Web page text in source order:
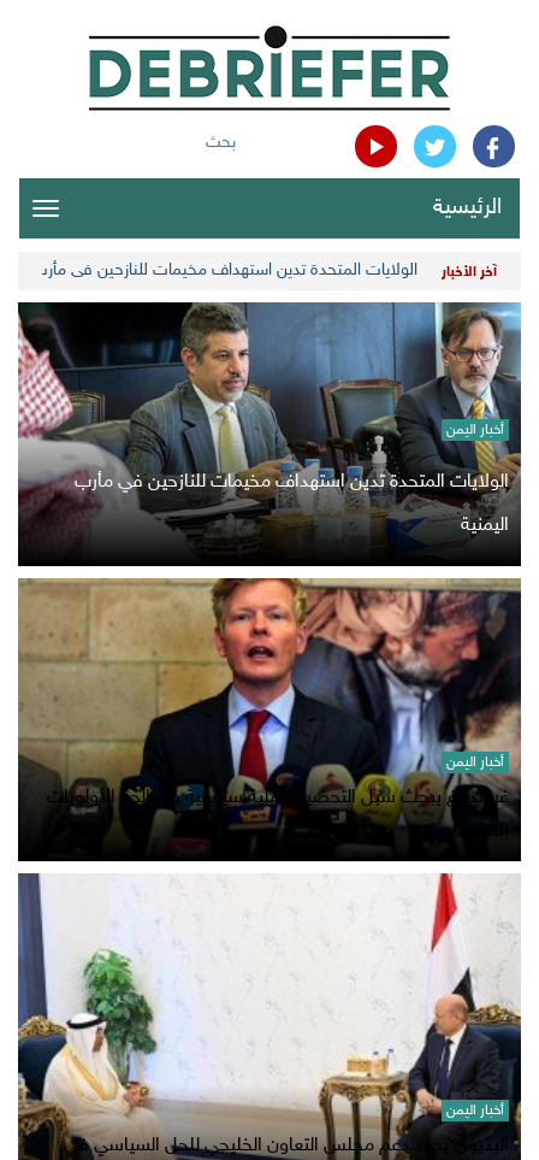
بحث
الرئيسية
آخر الأخبار غروندبرغ يبحث سبل التحضير لعملية سياسية ومعالجة الأولويات
أخبار اليمن
الولايات المتحدة تدين استهداف مخيمات للنازحين في مأرب
اليمنية
أخبار اليمن
غروندبرغ يبحث سبل التحضير لعملية سياسية ومعالجة الأولويات
الاقتصادية
أخبار اليمن
البديوي يجدد دعم مجلس التعاون الخليجي للحل السياسي في